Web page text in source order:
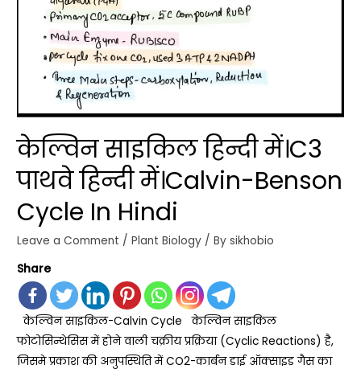
केल्विन साइकिल हिन्दी में।C3
पाथवे हिन्दी में।Calvin-Benson
Cycle In Hindi
Leave a Comment /Plant Biology / Bysikhobio
Share
केल्विन साइकिल-Calvin Cycle केल्विन साइकिल
फोटोसिन्थेसिस में होने वाली चक्रीय प्रक्रिया (Cyclic Reactions) है,
जिसमे प्रकाश की अनुपस्थिति में CO2-कार्बन डाई ऑक्साइड गैस का